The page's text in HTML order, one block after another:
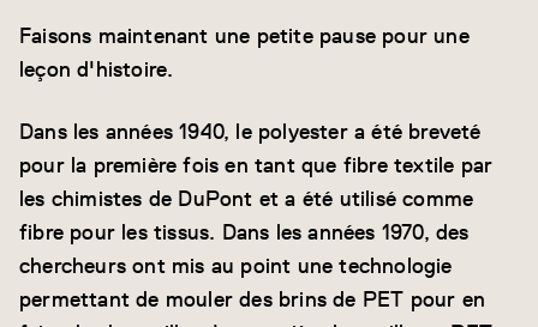
Faisons maintenant une petite pause pour une
leçon d'histoire.
Dans les années 1940, le polyester a été breveté
pour la première fois en tant que fibre textile par
les chimistes de DuPont et a été utilisé comme
fibre pour les tissus. Dans les années 1970, des
chercheurs ont mis au point une technologie
permettant de mouler des brins de PET pour en